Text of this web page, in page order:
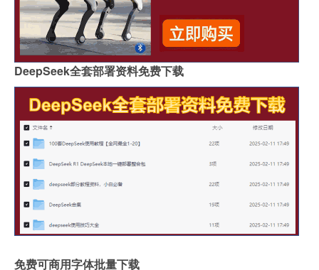
DeepSeek全套部署资料免费下载
免费可商用字体批量下载